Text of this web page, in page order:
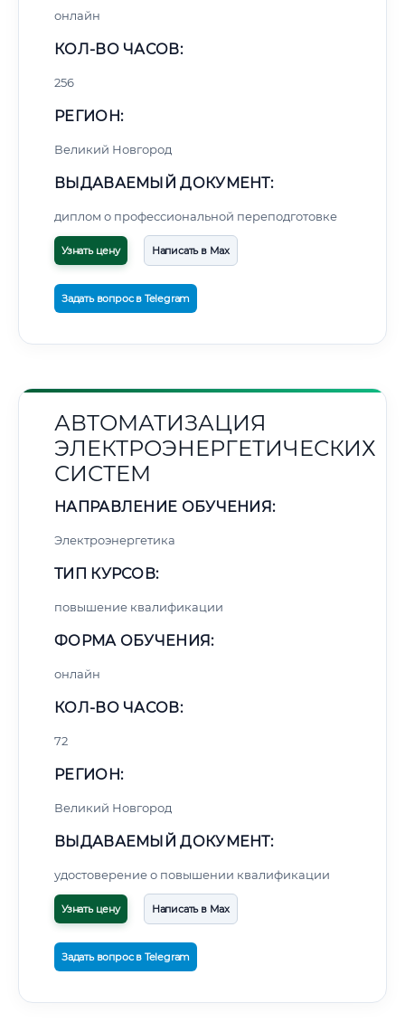
онлайн
КОЛ-ВО ЧАСОВ:
256
РЕГИОН:
Великий Новгород
ВЫДАВАЕМЫЙ ДОКУМЕНТ:
диплом о профессиональной переподготовке
Узнать цену Написать в Max
Задать вопрос в Telegram
АВТОМАТИЗАЦИЯ
ЭЛЕКТРОЭНЕРГЕТИЧЕСКИХ
СИСТЕМ
НАПРАВЛЕНИЕ ОБУЧЕНИЯ:
Электроэнергетика
ТИП КУРСОВ:
повышение квалификации
ФОРМА ОБУЧЕНИЯ:
онлайн
КОЛ-ВО ЧАСОВ:
72
РЕГИОН:
Великий Новгород
ВЫДАВАЕМЫЙ ДОКУМЕНТ:
удостоверение о повышении квалификации
Узнать цену Написать в Max
Задать вопрос в Telegram